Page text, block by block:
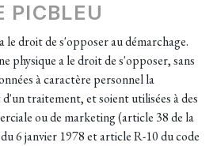
PICBLEU
le droit de s'opposer au démarchage.
physique a le droit de s'opposer, sans
à caractère personnel la
traitement, et soient utilisées à des
ou de marketing (article 38 de la
6 janvier 1978 et article R-10 du code